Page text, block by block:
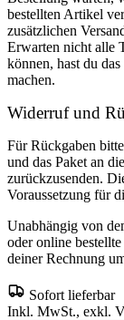
bestellten Artikel
zusätzlichen
Erwarten nicht alle
können, hast du
machen.
Widerruf und
Für Rückgaben
und das Paket an
zurückzusenden.
Voraussetzung für
Unabhängig von
oder online
deiner Rechnung
Sofort lieferbar
Inkl. MwSt., exkl.